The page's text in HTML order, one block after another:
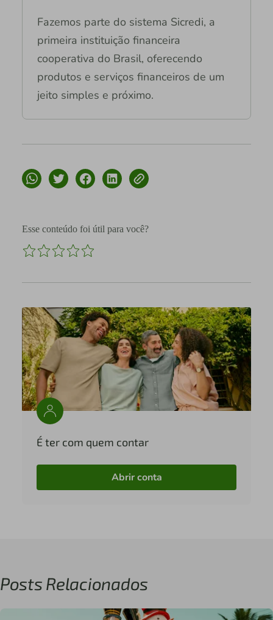
Fazemos parte do sistema Sicredi, a
primeira instituição financeira
cooperativa do Brasil, oferecendo
produtos e serviços financeiros de um
jeito simples e próximo.
Esse conteúdo foi útil para você?
É ter com quem contar
Abrir conta
Posts Relacionados